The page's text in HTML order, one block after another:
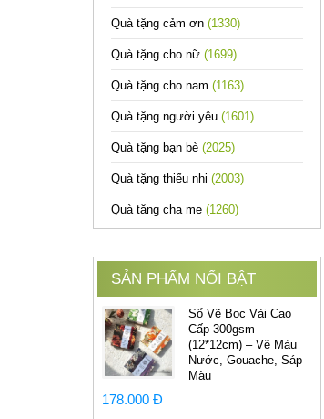
Quà tặng cảm ơn (1330)
Quà tặng cho nữ (1699)
Quà tặng cho nam (1163)
Quà tặng người yêu (1601)
Quà tặng bạn bè (2025)
Quà tặng thiếu nhi (2003)
Quà tặng cha mẹ (1260)
SẢN PHẨM NỔI BẬT
Sổ Vẽ Bọc Vải Cao
Cấp 300gsm
(12*12cm) – Vẽ Màu
Nước, Gouache, Sáp
Màu
178.000 Đ